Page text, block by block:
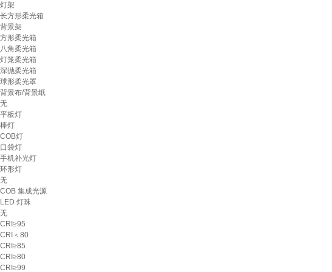
灯架
长方形柔光箱
背景架
方形柔光箱
八角柔光箱
灯笼柔光箱
深抛柔光箱
球形柔光罩
背景布/背景纸
无
平板灯
棒灯
COB灯
口袋灯
手机补光灯
环形灯
无
COB 集成光源
LED 灯珠
无
CRI≥95
CRI＜80
CRI≥85
CRI≥80
CRI≥99